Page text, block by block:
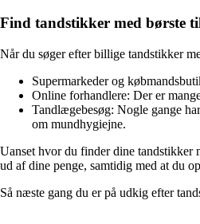
Find tandstikker med børste
Når du søger efter billige tandstikker
Supermarkeder og
Online forhandlere: Der er
Tandlægebesøg: Nogle gange
om mundhygiejne.
Uanset hvor du finder dine
ud af dine penge, samtidig med at du
Så næste gang du er på udkig efter